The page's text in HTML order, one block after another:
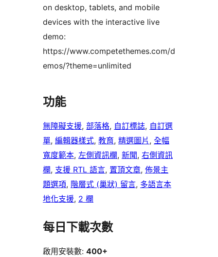
on desktop, tablets, and mobile
devices with the interactive live
demo:
https://www.competethemes.com/d
emos/?theme=unlimited
功能
無障礙支援, 部落格, 自訂標誌, 自訂選
單, 編輯器樣式, 教育, 精選圖片 , 全幅
寬度範本, 左側資訊欄, 新聞, 右側資訊
欄, 支援 RTL 語言, 置頂文章, 佈景主
題選項, 階層式 (巢狀) 留言, 多語言本
地化支援, 2 欄
每日下載次數
啟用安裝數: 400+